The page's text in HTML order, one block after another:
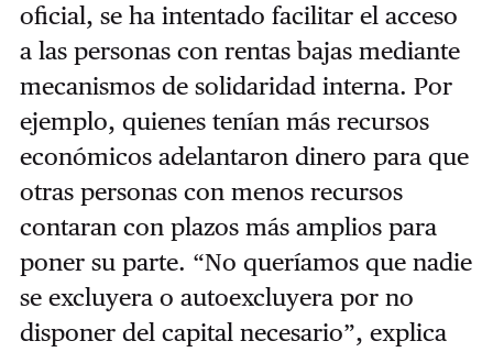
oficial, se ha intentado facilitar el acceso
a las personas con rentas bajas mediante
mecanismos de solidaridad interna. Por
ejemplo, quienes tenían más recursos
económicos adelantaron dinero para que
otras personas con menos recursos
contaran con plazos más amplios para
poner su parte. “No queríamos que nadie
se excluyera o autoexcluyera por no
disponer del capital necesario”, explica